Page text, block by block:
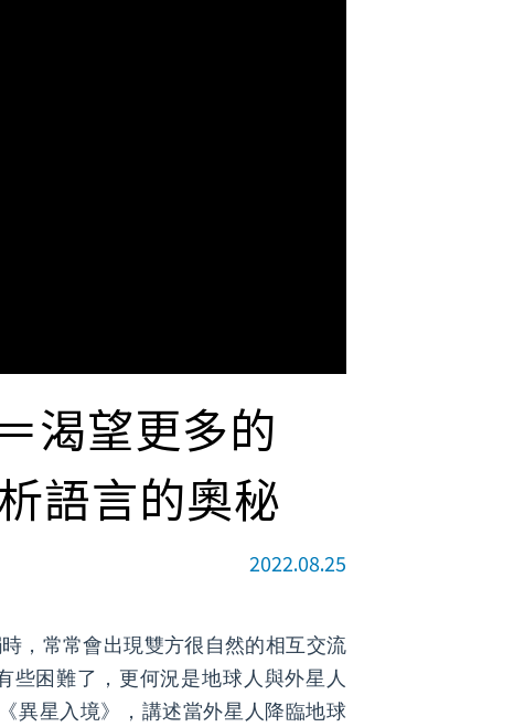
渴望更多的
語言的奧秘
2022.08.25
，常常會出現雙方很自然的相互交流
些困難了，更何況是地球人與外星人
異星入境》，講述當外星人降臨地球